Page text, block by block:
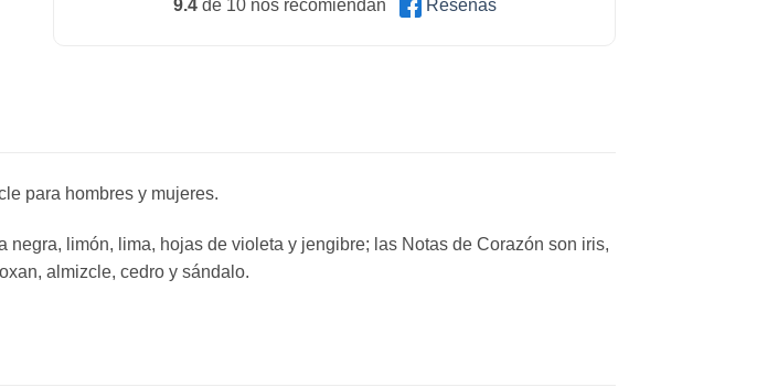
9.4de 10 nos recomiendan Reseñas
para hombres y mujeres.
negra, limón, lima, hojas de violeta y jengibre; las Notas de Corazón son iris,
almizcle, cedro y sándalo.